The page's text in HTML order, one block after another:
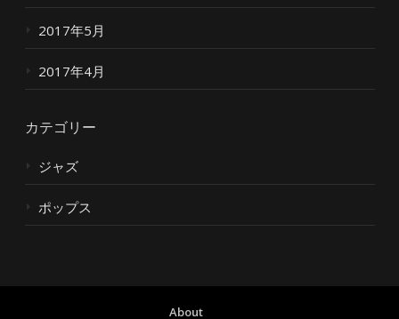
2017年5月
2017年4月
カテゴリー
ジャズ
ポップス
About